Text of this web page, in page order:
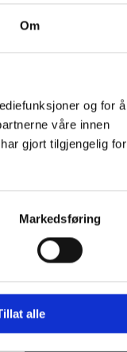
Om
og for å
våre innen
gjort tilgjengelig for
Markedsføring
alle